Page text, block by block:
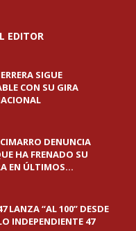
EDITOR
SIGUE
CON SU GIRA
DENUNCIA
HA FRENADO SU
EN ÚLTIMOS...
LANZA “AL 100” DESDE
INDEPENDIENTE 47